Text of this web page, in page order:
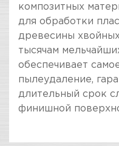
композитных
для обработки
древесины
тысячам
обеспечивает
пылеудаление,
длительный срок
финишной